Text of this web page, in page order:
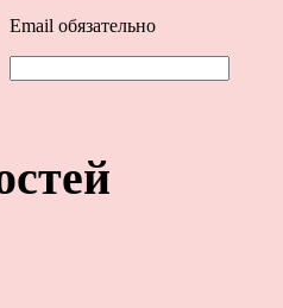
Email обязательно